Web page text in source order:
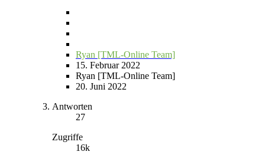
Ryan [TML-Online Team]
15. Februar 2022
Ryan [TML-Online Team]
20. Juni 2022
Antworten
27
Zugriffe
16k